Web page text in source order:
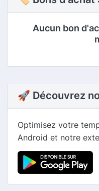
Aucun bon
🚀 Découvrez
Optimisez votre
Android et notre